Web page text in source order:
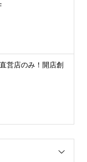
営店のみ！開店創